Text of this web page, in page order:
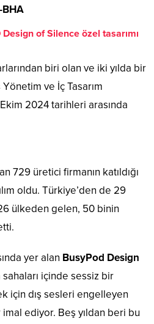
BHA
of Silence özel tasarımı
biri olan ve iki yılda bir
ve İç Tasarım
2024 tarihleri arasında
729 üretici firmanın katıldığı
oldu. Türkiye’den de 29
ülkeden gelen, 50 binin
yer alan BusyPod Design
sahaları içinde sessiz bir
için dış sesleri engelleyen
imal ediyor. Beş yıldan beri bu